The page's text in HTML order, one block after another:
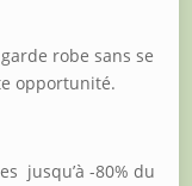
robe sans se
opportunité.
jusqu’à -80% du